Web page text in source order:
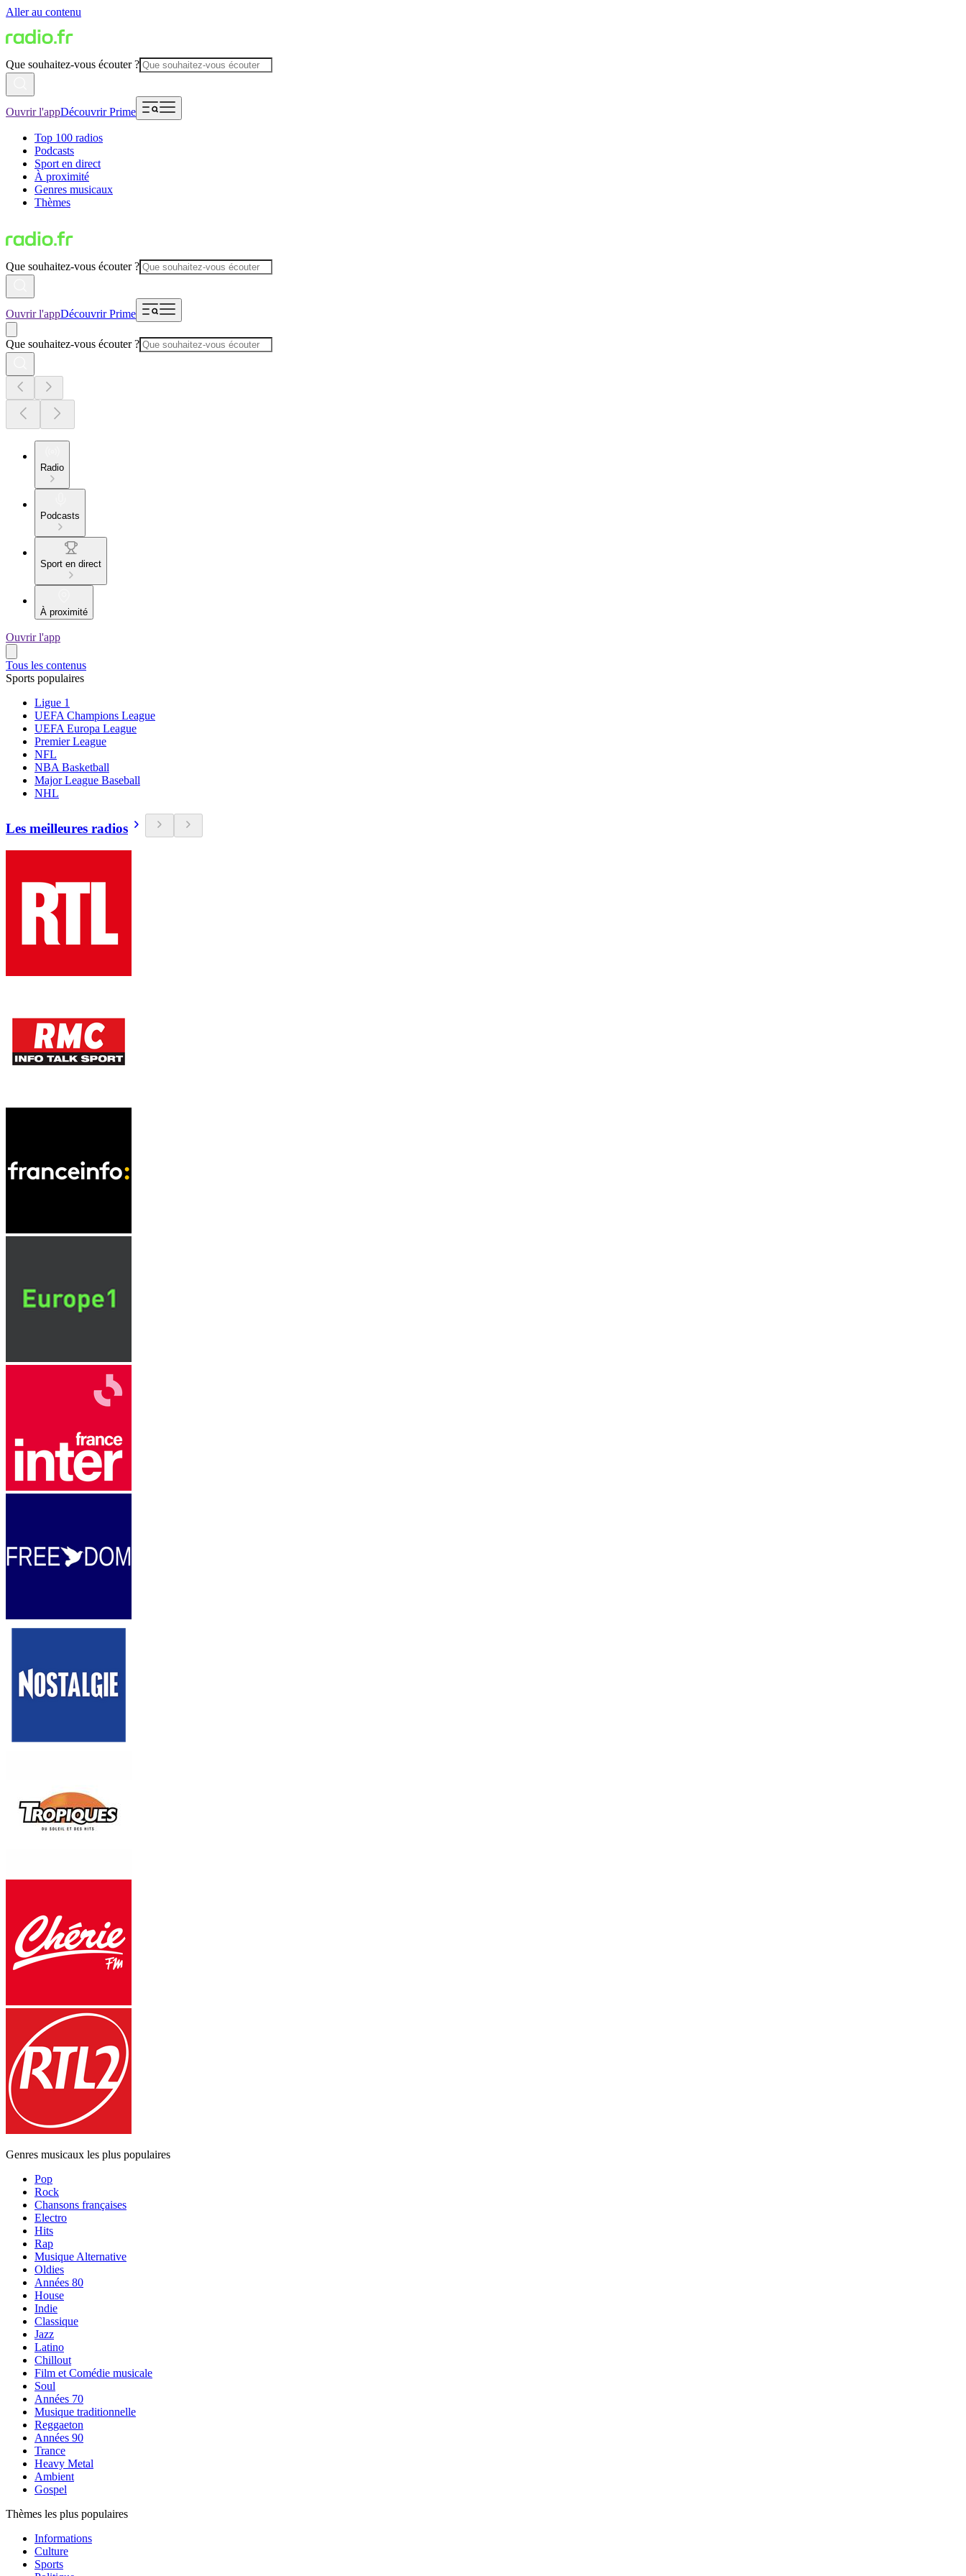
Aller au contenu
Que souhaitez-vous écouter ?
Ouvrir l'appDécouvrir Prime
Top 100 radios
Podcasts
Sport en direct
À proximité
Genres musicaux
Thèmes
Que souhaitez-vous écouter ?
Ouvrir l'appDécouvrir Prime
Que souhaitez-vous écouter ?
Radio
Podcasts
Sport en direct
À proximité
Ouvrir l'app
Tous les contenus
Sports populaires
Ligue 1
UEFA Champions League
UEFA Europa League
Premier League
NFL
NBA Basketball
Major League Baseball
NHL
Les meilleures radios
Genres musicaux les plus populaires
Pop
Rock
Chansons françaises
Electro
Hits
Rap
Musique Alternative
Oldies
Années 80
House
Indie
Classique
Jazz
Latino
Chillout
Film et Comédie musicale
Soul
Années 70
Musique traditionnelle
Reggaeton
Années 90
Trance
Heavy Metal
Ambient
Gospel
Thèmes les plus populaires
Informations
Culture
Sports